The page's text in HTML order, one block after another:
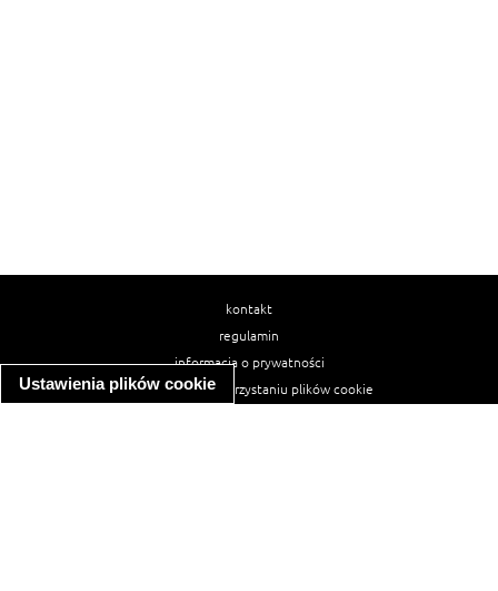
Ustawienia plików cookie
kontakt
regulamin
informacja o prywatności
informacja o wykorzystaniu plików cookie